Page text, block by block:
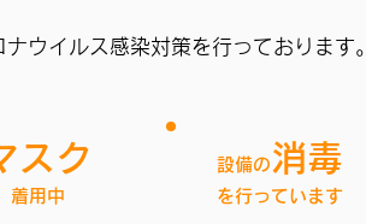
ウイルス感染対策を行っております。
スク
着用中
設備の 消毒
を行っています